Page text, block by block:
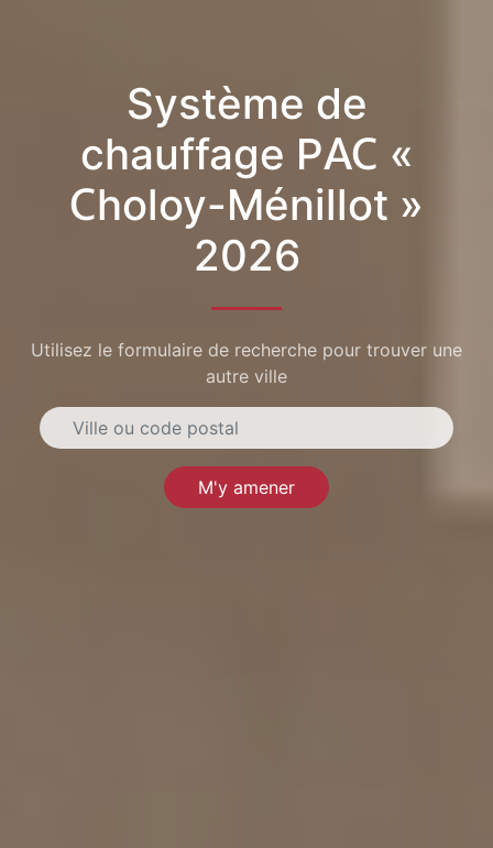
Système de
chauffage PAC «
Choloy-Ménillot »
2026
Utilisez le formulaire de recherche pour trouver une
autre ville
M'y amener